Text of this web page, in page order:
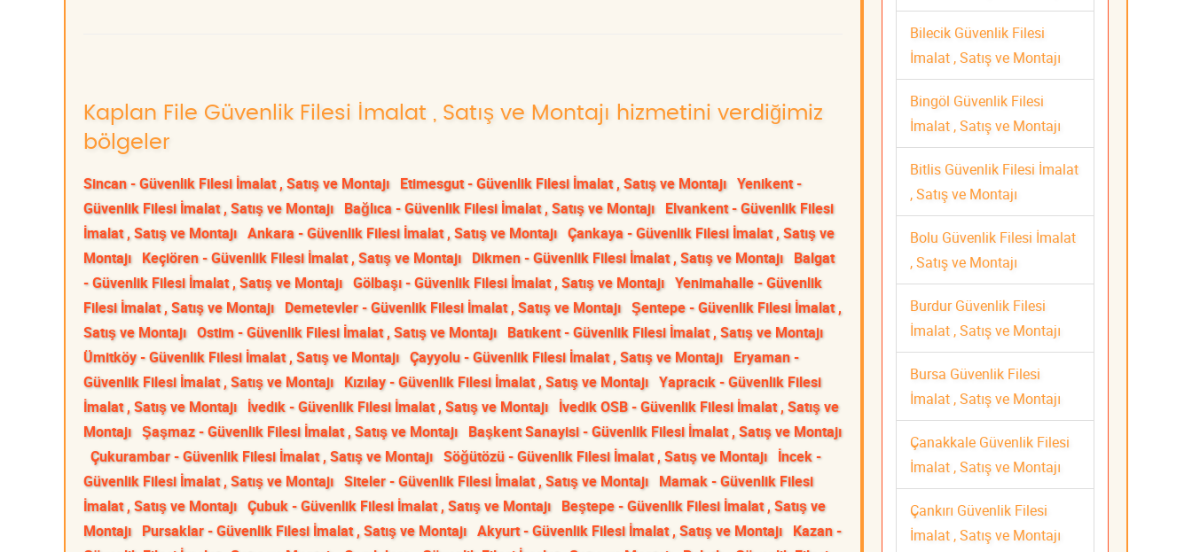
Kaplan File Güvenlik Filesi İmalat , Satış ve Montajı hizmetini verdiğimiz
bölgeler
Sincan - Güvenlik Filesi İmalat , Satış ve Montajı Etimesgut - Güvenlik Filesi İmalat , Satış ve Montajı Yenikent -
Güvenlik Filesi İmalat , Satış ve Montajı Bağlıca - Güvenlik Filesi İmalat , Satış ve Montajı Elvankent - Güvenlik Filesi
İmalat , Satış ve Montajı Ankara - Güvenlik Filesi İmalat , Satış ve Montajı Çankaya - Güvenlik Filesi İmalat , Satış ve
Montajı Keçiören - Güvenlik Filesi İmalat , Satış ve Montajı Dikmen - Güvenlik Filesi İmalat , Satış ve Montajı Balgat
- Güvenlik Filesi İmalat , Satış ve Montajı Gölbaşı - Güvenlik Filesi İmalat , Satış ve Montajı Yenimahalle - Güvenlik
Filesi İmalat , Satış ve Montajı Demetevler - Güvenlik Filesi İmalat , Satış ve Montajı Şentepe - Güvenlik Filesi İmalat ,
Satış ve Montajı Ostim - Güvenlik Filesi İmalat , Satış ve Montajı Batıkent - Güvenlik Filesi İmalat , Satış ve Montajı
Ümitköy - Güvenlik Filesi İmalat , Satış ve Montajı Çayyolu - Güvenlik Filesi İmalat , Satış ve Montajı Eryaman -
Güvenlik Filesi İmalat , Satış ve Montajı Kızılay - Güvenlik Filesi İmalat , Satış ve Montajı Yapracık - Güvenlik Filesi
İmalat , Satış ve Montajı İvedik - Güvenlik Filesi İmalat , Satış ve Montajı İvedik OSB - Güvenlik Filesi İmalat , Satış ve
Montajı Şaşmaz - Güvenlik Filesi İmalat , Satış ve Montajı Başkent Sanayisi - Güvenlik Filesi İmalat , Satış ve Montajı
Çukurambar - Güvenlik Filesi İmalat , Satış ve Montajı Söğütözü - Güvenlik Filesi İmalat , Satış ve Montajı İncek -
Güvenlik Filesi İmalat , Satış ve Montajı Siteler - Güvenlik Filesi İmalat , Satış ve Montajı Mamak - Güvenlik Filesi
İmalat , Satış ve Montajı Çubuk - Güvenlik Filesi İmalat , Satış ve Montajı Beştepe - Güvenlik Filesi İmalat , Satış ve
Montajı Pursaklar - Güvenlik Filesi İmalat , Satış ve Montajı Akyurt - Güvenlik Filesi İmalat , Satış ve Montajı Kazan -
Bilecik Güvenlik Filesi
İmalat , Satış ve Montajı
Bingöl Güvenlik Filesi
İmalat , Satış ve Montajı
Bitlis Güvenlik Filesi İmalat
, Satış ve Montajı
Bolu Güvenlik Filesi İmalat
, Satış ve Montajı
Burdur Güvenlik Filesi
İmalat , Satış ve Montajı
Bursa Güvenlik Filesi
İmalat , Satış ve Montajı
Çanakkale Güvenlik Filesi
İmalat , Satış ve Montajı
Çankırı Güvenlik Filesi
İmalat , Satış ve Montajı